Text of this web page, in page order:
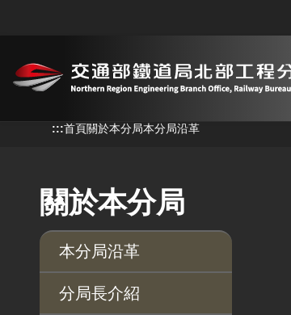
:::首頁關於本分局本分局沿革
關於本分局
本分局沿革
分局長介紹